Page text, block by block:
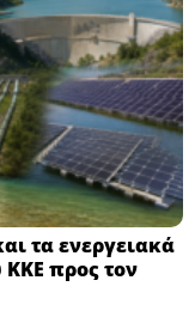
τα ενεργειακά
προς τον